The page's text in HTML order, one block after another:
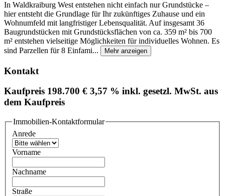
In Waldkraiburg West entstehen nicht einfach nur Grundstücke –
hier entsteht die Grundlage für Ihr zukünftiges Zuhause und ein
Wohnumfeld mit langfristiger Lebensqualität. Auf insgesamt 36
Baugrundstücken mit Grundstücksflächen von ca. 359 m² bis 700
m² entstehen vielseitige Möglichkeiten für individuelles Wohnen. Es
sind Parzellen für 8 Einfami...
Mehr anzeigen
Kontakt
Kaufpreis 198.700 € 3,57 % inkl. gesetzl. MwSt. aus
dem Kaufpreis
Immobilien-Kontaktformular
Anrede
Vorname
Nachname
Straße